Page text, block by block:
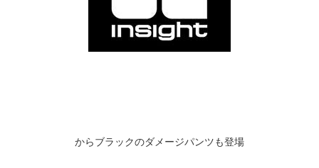
からブラックのダメージパンツも登場